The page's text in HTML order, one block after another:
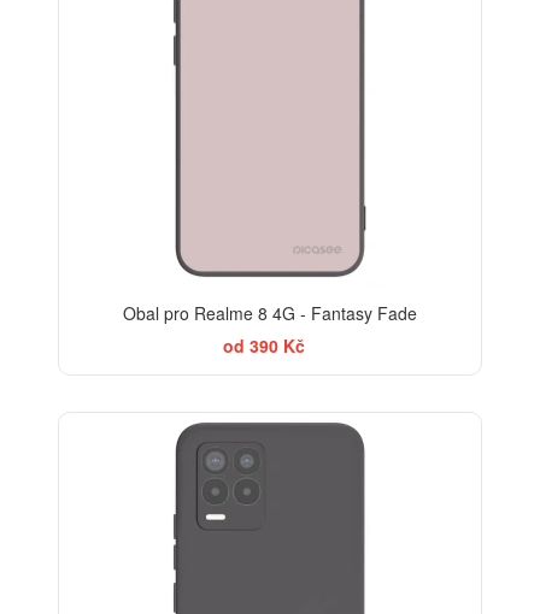
Obal pro Realme 8 4G - Fantasy Fade
od 390 Kč